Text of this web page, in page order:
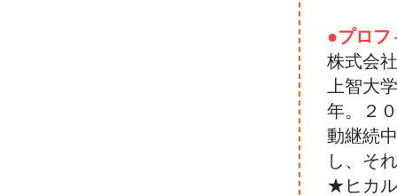
●プロフ
株式会
上智大
年。２
動継続
し、そ
★ヒカ